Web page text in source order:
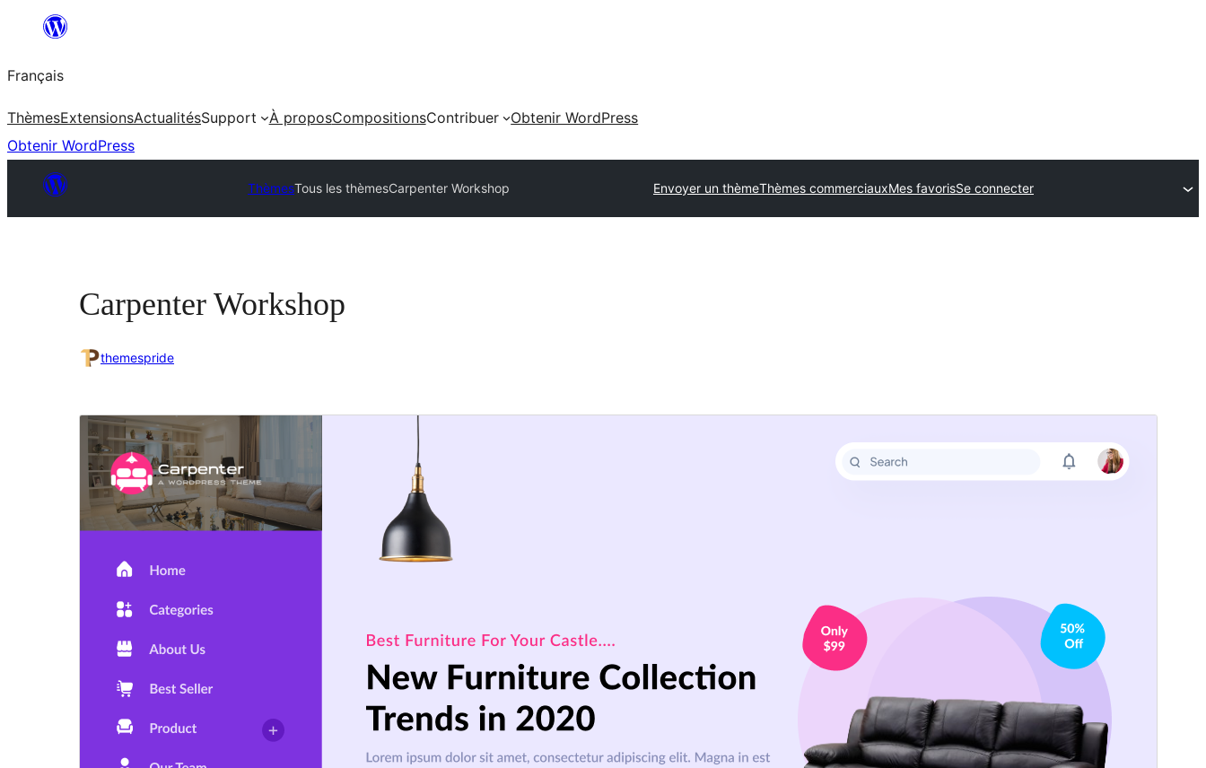
contenu
Français
ThèmesExtensionsActualitésSupport À proposCompositionsContribuer
Obtenir WordPress
Obtenir WordPress
ThèmesTous les thèmesCarpenter Workshop Envoyer un thèmeThèmes commerciauxMes favorisSe connecter
Carpenter Workshop
themespride
Version
4.0.4